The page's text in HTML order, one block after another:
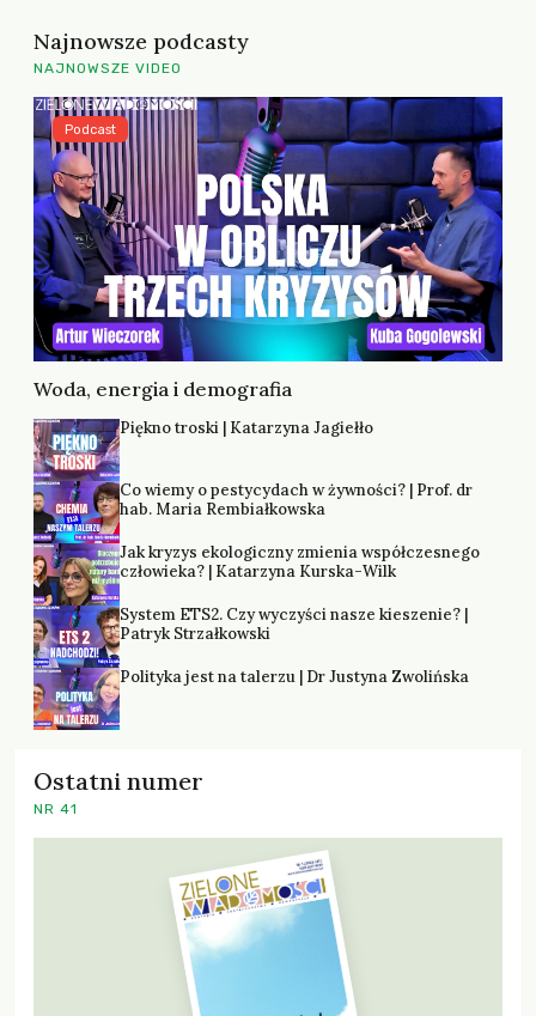
Najnowsze podcasty
NAJNOWSZE VIDEO
Woda, energia i demografia
Podcast
Piękno troski | Katarzyna Jagiełło
Co wiemy o pestycydach w żywności? | Prof. dr
hab. Maria Rembiałkowska
Jak kryzys ekologiczny zmienia współczesnego
człowieka? | Katarzyna Kurska-Wilk
System ETS2. Czy wyczyści nasze kieszenie? |
Patryk Strzałkowski
Polityka jest na talerzu | Dr Justyna Zwolińska
Ostatni numer
NR 41